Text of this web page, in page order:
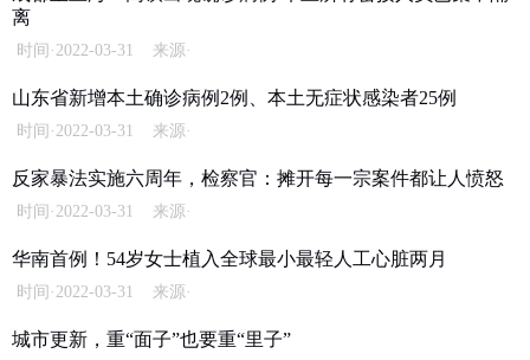
离
时间·2022-03-31 来源·
山东省新增本土确诊病例2例、本土无症状感染者25例
时间·2022-03-31 来源·
反家暴法实施六周年，检察官：摊开每一宗案件都让人愤怒
时间·2022-03-31 来源·
华南首例！54岁女士植入全球最小最轻人工心脏两月
时间·2022-03-31 来源·
城市更新，重“面子”也要重“里子”